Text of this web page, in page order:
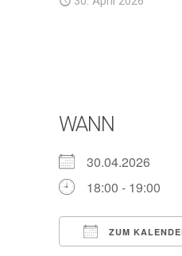
WANN
30.04.2026
18:00 - 19:00
ZUM